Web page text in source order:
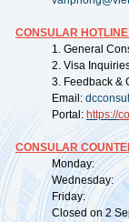
CONSULAR
1. General
2. Visa
3. Feedback &
Email:
Portal: https://
CONSULAR
Monday:
Wednesday:
Friday:
Closed on 2